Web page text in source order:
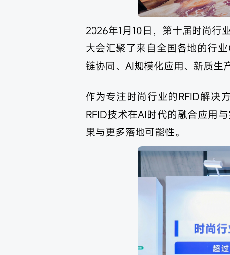
2026年1月10日，第十届时尚行
大会汇聚了来自全国各地的行
链协同、AI规模化应用、新质生
作为专注时尚行业的RFID解决
RFID技术在AI时代的融合应用
果与更多落地可能性。